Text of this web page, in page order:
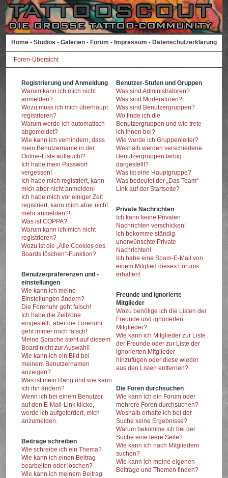
Home - Studios - Galerien - Forum - Impressum - Datenschutzerklärung
Foren-Übersicht
Registrierung und Anmeldung
Warum kann ich mich nicht
anmelden?
Wozu muss ich mich überhaupt
registrieren?
Warum werde ich automatisch
abgemeldet?
Wie kann ich verhindern, dass
mein Benutzername in der
Online-Liste auftaucht?
Ich habe mein Passwort
vergessen!
Ich habe mich registriert, kann
mich aber nicht anmelden!
Ich habe mich vor einiger Zeit
registriert, kann mich aber nicht
mehr anmelden?!
Was ist COPPA?
Warum kann ich mich nicht
registrieren?
Wozu ist die „Alle Cookies des
Boards löschen“-Funktion?
Benutzerpräferenzen und -
einstellungen
Wie kann ich meine
Einstellungen ändern?
Die Forenuhr geht falsch!
Ich habe die Zeitzone
eingestellt, aber die Forenuhr
geht immer noch falsch!
Meine Sprache steht auf diesem
Board nicht zur Auswahl!
Wie kann ich ein Bild bei
meinem Benutzernamen
anzeigen?
Was ist mein Rang und wie kann
ich ihn ändern?
Wenn ich bei einem Benutzer
auf den E-Mail-Link klicke,
werde ich aufgefordert, mich
anzumelden.
Beiträge schreiben
Wie schreibe ich ein Thema?
Wie kann ich einen Beitrag
bearbeiten oder löschen?
Wie kann ich meinem Beitrag
Benutzer-Stufen und Gruppen
Was sind Administratoren?
Was sind Moderatoren?
Was sind Benutzergruppen?
Wo finde ich die
Benutzergruppen und wie trete
ich ihnen bei?
Wie werde ich Gruppenleiter?
Weshalb werden verschiedene
Benutzergruppen farbig
dargestellt?
Was ist eine Hauptgruppe?
Was bedeutet der „Das Team“-
Link auf der Startseite?
Private Nachrichten
Ich kann keine Privaten
Nachrichten verschicken!
Ich bekomme ständig
unerwünschte Private
Nachrichten!
Ich habe eine Spam-E-Mail von
einem Mitglied dieses Forums
erhalten!
Freunde und ignorierte
Mitglieder
Wozu benötige ich die Listen der
Freunde und ignorierten
Mitglieder?
Wie kann ich Mitglieder zur Liste
der Freunde oder zur Liste der
ignorierten Mitglieder
hinzufügen oder diese wieder
aus den Listen entfernen?
Die Foren durchsuchen
Wie kann ich ein Forum oder
mehrere Foren durchsuchen?
Weshalb erhalte ich bei der
Suche keine Ergebnisse?
Warum bekomme ich bei der
Suche eine leere Seite?
Wie kann ich nach Mitgliedern
suchen?
Wie kann ich meine eigenen
Beiträge und Themen finden?